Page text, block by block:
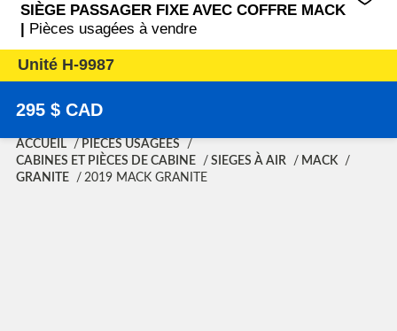
SIÈGE PASSAGER FIXE AVEC COFFRE MACK
| Pièces usagées à vendre
Unité H-9987
295 $ CAD
ACCUEIL
PIÈCES USAGÉES
CABINES ET PIÈCES DE CABINE
SIEGES À AIR
MACK
GRANITE
2019 MACK GRANITE